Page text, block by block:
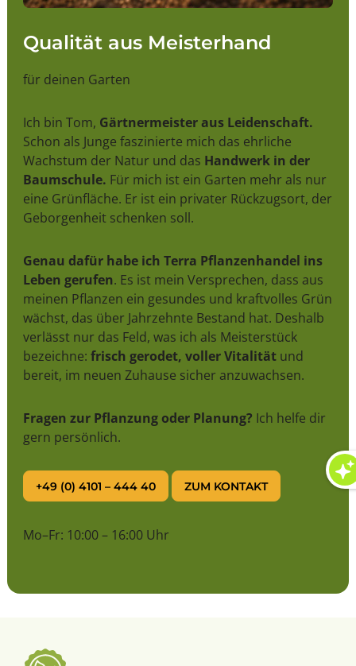
Qualität aus Meisterhand
für deinen Garten
Ich bin Tom, Gärtnermeister aus Leidenschaft.
Schon als Junge faszinierte mich das ehrliche
Wachstum der Natur und das Handwerk in der
Baumschule. Für mich ist ein Garten mehr als nur
eine Grünfläche. Er ist ein privater Rückzugsort, der
Geborgenheit schenken soll.
Genau dafür habe ich Terra Pflanzenhandel ins
Leben gerufen. Es ist mein Versprechen, dass aus
meinen Pflanzen ein gesundes und kraftvolles Grün
wächst, das über Jahrzehnte Bestand hat. Deshalb
verlässt nur das Feld, was ich als Meisterstück
bezeichne: frisch gerodet, voller Vitalitätund
bereit, im neuen Zuhause sicher anzuwachsen.
Fragen zur Pflanzung oder Planung? Ich helfe dir
gern persönlich.
+49 (0) 4101 – 444 40 ZUM KONTAKT
Mo–Fr: 10:00 – 16:00 Uhr